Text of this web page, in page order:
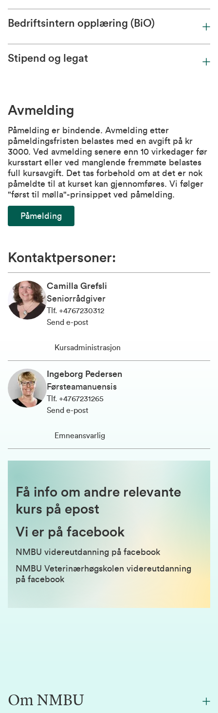
Bedriftsintern opplæring (BiO)
Stipend og legat
Avmelding
Påmelding er bindende. Avmelding etter
påmeldingsfristen belastes med en avgift på kr
3000. Ved avmelding senere enn 10 virkedager før
kursstart eller ved manglende fremmøte belastes
full kursavgift. Det tas forbehold om at det er nok
påmeldte til at kurset kan gjennomføres. Vi følger
"først til mølla"-prinsippet ved påmelding.
Påmelding
Kontaktpersoner:
Camilla Grefsli
Seniorrådgiver
Tlf. +4767230312
Send e-post
Kursadministrasjon
Ingeborg Pedersen
Førsteamanuensis
Tlf. +4767231265
Send e-post
Emneansvarlig
Få info om andre relevante
kurs på epost
Vi er på facebook
N MBU videreutdanning på facebook
NMBU Veterinærhøgskolen videreutdanning
på facebook
Om NMBU